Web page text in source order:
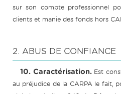
sur son compte professionnel
clients et manie des fonds hors
2. ABUS DE CONFIANCE
10. Caractérisation. Est
au préjudice de la CARPA le fait,